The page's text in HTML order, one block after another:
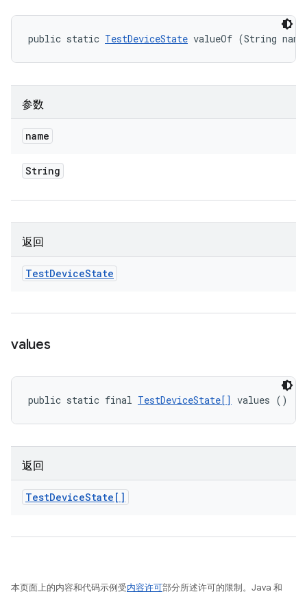
public static TestDeviceState valueOf (String
参数
name
String
返回
TestDeviceState
values
public static final TestDeviceState[] values ()
返回
TestDeviceState[]
本页面上的内容和代码示例受内容许可部分所述许可的限制。Java 和